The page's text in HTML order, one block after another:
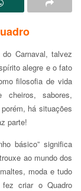
Carnaval, talvez
alegre e o fato
filosofia de vida
cheiros, sabores,
há situações
parte!
básico” significa
ao mundo dos
moda e tudo
criar o Quadro